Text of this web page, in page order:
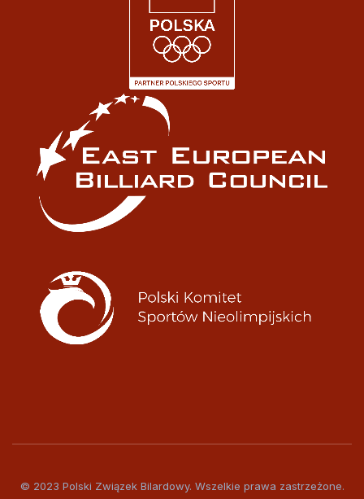
© 2023 Polski Związek Bilardowy. Wszelkie prawa zastrzeżone.